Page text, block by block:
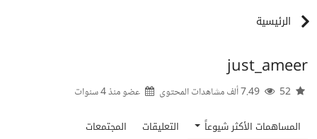
الرئيسية
just_ameer
عضو منذ4 سنوات
المساهمات الأكثر شيوعاً التعليقات المجتمعات